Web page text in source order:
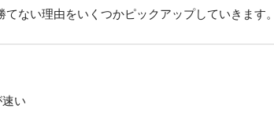
ない理由をいくつかピックアップしていきます。
い